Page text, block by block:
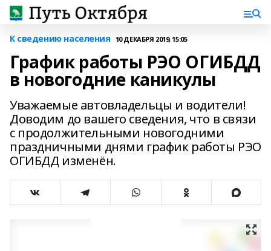
К сведению населения 10 ДЕКАБРЯ 2019, 15:05
График работы РЭО ОГИБДД
в новогодние каникулы
Уважаемые автовладельцы и водители!
Доводим до вашего сведения, что в связи
с продолжительными новогодними
праздничными днями график работы РЭО
ОГИБДД изменён.